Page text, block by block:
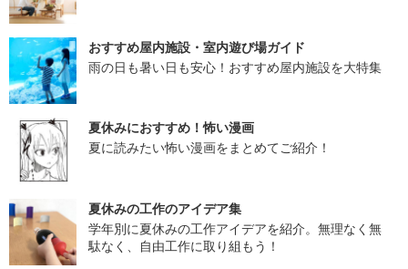
おすすめ屋内施設・室内遊び場ガイド
雨の日も暑い日も安心！おすすめ屋内施設を大特集
夏休みにおすすめ！怖い漫画
夏に読みたい怖い漫画をまとめてご紹介！
夏休みの工作のアイデア集
学年別に夏休みの工作アイデアを紹介。無理なく無
駄なく、自由工作に取り組もう！